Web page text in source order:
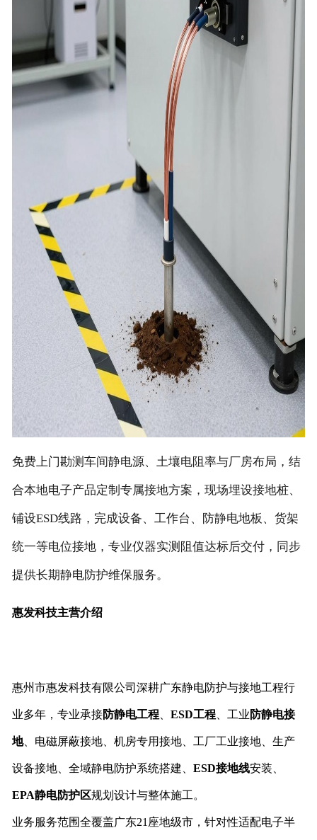
免费上门勘测车间静电源、土壤电阻率与厂房布局，结
合本地电子产品定制专属接地方案，现场埋设接地桩、
铺设ESD线路，完成设备、工作台、防静电地板、货架
统一等电位接地，专业仪器实测阻值达标后交付，同步
提供长期静电防护维保服务。
惠发科技主营介绍
惠州市惠发科技有限公司深耕广东静电防护与接地工程行
业多年，专业承接防静电工程、 ESD工程、工业 防静电接
地、电磁屏蔽接地、机房专用接地、工厂工业接地、生产
设备接地、全域静电防护系统搭建、 ESD接地线安装、
EPA静电防护区规划设计与整体施工。
业务服务范围全覆盖广东21座地级市，针对性适配电子半